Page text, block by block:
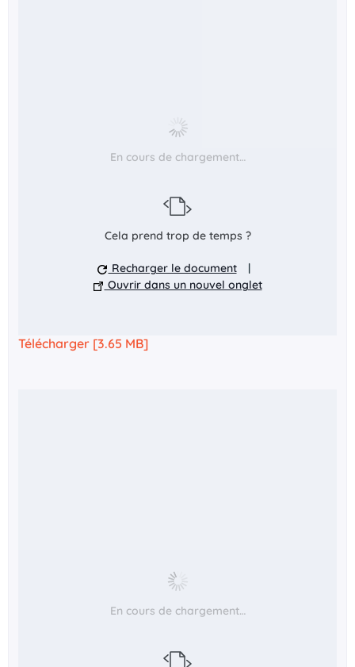
En cours de chargement…
Cela prend trop de temps ?
Recharger le document
|
Ouvrir dans un nouvel onglet
Télécharger [3.65 MB]
En cours de chargement…